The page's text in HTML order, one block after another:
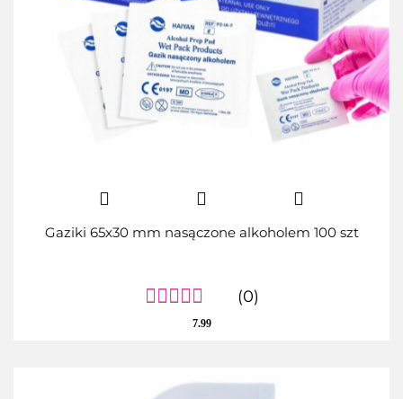
Gaziki 65x30 mm nasączone alkoholem 100 szt
(0)
7.99